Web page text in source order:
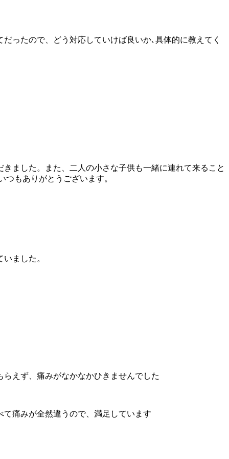
ったので、どう対応していけば良いか､具体的に教えてく
ました。また、二人の小さな子供も一緒に連れて来ること
もありがとうございます。
ました。
えず、痛みがなかなかひきませんでした
痛みが全然違うので、満足しています